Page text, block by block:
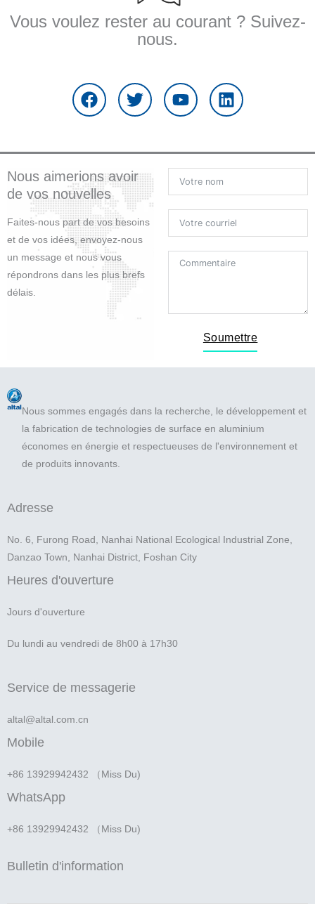
Vous voulez rester au courant ? Suivez-
nous.
a
c
e
o
o
k
w
i
t
e
r
o
u
t
b
e
i
n
k
d
i
Nous aimerions avoir
de vos nouvelles
Faites-nous part de vos besoins
et de vos idées, envoyez-nous
un message et nous vous
répondrons dans les plus brefs
délais.
Soumettre
Nous sommes engagés dans la recherche, le développement et
la fabrication de technologies de surface en aluminium
économes en énergie et respectueuses de l'environnement et
de produits innovants.
Adresse
No. 6, Furong Road, Nanhai National Ecological Industrial Zone,
Danzao Town, Nanhai District, Foshan City
Heures d'ouverture
Jours d'ouverture
Du lundi au vendredi de 8h00 à 17h30
Service de messagerie
altal@altal.com.cn
Mobile
+86 13929942432 （Miss Du)
WhatsApp
+86 13929942432 （Miss Du)
Bulletin d'information